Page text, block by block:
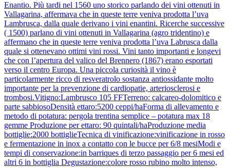
Enantio. Più tardi nel 1560 uno storico parlando dei vini ottenuti in
Vallagarina, affermava che in queste terre veniva prodotta l’uva
Lambrusca, dalla quale derivano i vini enantini. Ricerche successive
( 1500) parlano di vini ottenuti in Vallagarina (agro tridentino) e
affermano che in queste terre veniva prodotta l’uva Labrusca dalla
quale si ottenevano ottimi vini rossi. Vini tanto importanti e longevi
che con l’apertura del valico del Brennero (1867) erano esportati
verso il centro Europa. Una piccola curiosità il vino è
particolarmente ricco di resveratrolo sostanza antiossidante molto
importante per la prevenzione di cardiopatie, arteriosclerosi e
trombosi.Vitigno:Lambrusco 105 FFTerreno: calcareo-dolomitico e
parte sabbiosoDensità ettaro:5200 ceppi/haForma di allevamento e
metodo di potatura: pergola trentina semplice – potatura max 18
gemme Produzione per ettaro: 90 quintali/haProduzione media
bottiglie:2000 bottiglieTecnica di vinificazione:vinificazione in rosso
e fermentazione in inox a contatto con le bucce per 6/8 mesiModi e
tempi di conservazione:in barriques di terzo passaggio per 6 mesi ed
altri 6 in bottiglia Degustazione:colore rosso rubino molto intenso,